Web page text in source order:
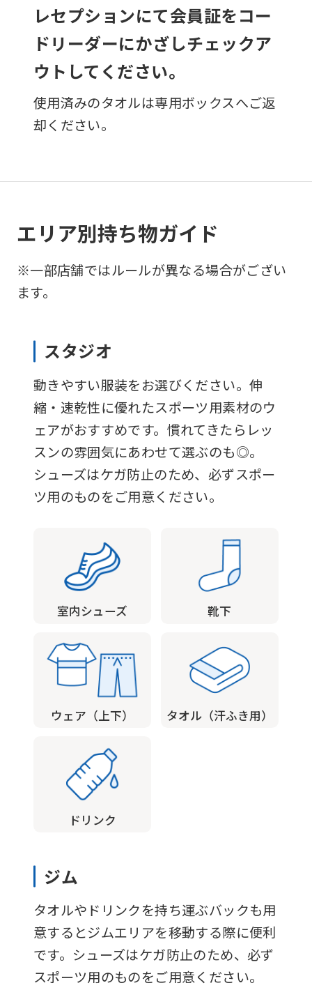
レセプションにて会員証をコー
ドリーダーにかざしチェックア
ウトしてください。
使用済みのタオルは専用ボックスへご返
却ください。
エリア別持ち物ガイド
※一部店舗ではルールが異なる場合がござい
ます。
スタジオ
動きやすい服装をお選びください。伸
縮・速乾性に優れたスポーツ用素材のウ
ェアがおすすめです。慣れてきたらレッ
スンの雰囲気にあわせて選ぶのも◎。
シューズはケガ防止のため、必ずスポー
ツ用のものをご用意ください。
室内シューズ 靴下
ウェア（上下） タオル（汗ふき用）
ドリンク
ジム
タオルやドリンクを持ち運ぶバックも用
意するとジムエリアを移動する際に便利
です。シューズはケガ防止のため、必ず
スポーツ用のものをご用意ください。
For
foreigners
Central
Sports
official
automatically
translated
below
page.
However,
if